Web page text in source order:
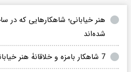
هنر خیابانی؛ شاهکارهایی که در
شده‌اند
7 شاهکار بامزه و خلاقانۀ هنر خیابانی